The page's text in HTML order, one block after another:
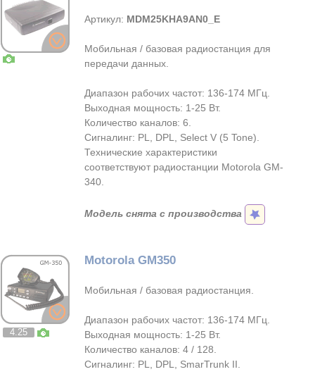
Артикул: MDM25KHA9AN0_E
Мобильная / базовая радиостанция для
передачи данных.
Диапазон рабочих частот: 136-174 МГц.
Выходная мощность: 1-25 Вт.
Количество каналов: 6.
Сигналинг: PL, DPL, Select V (5 Tone).
Технические характеристики
соответствуют радиостанции Motorola GM-
340.
Модель снята с производства
4.25
Motorola GM350
Мобильная / базовая радиостанция.
Диапазон рабочих частот: 136-174 МГц.
Выходная мощность: 1-25 Вт.
Количество каналов: 4 / 128.
Сигналинг: PL, DPL, SmarTrunk II.